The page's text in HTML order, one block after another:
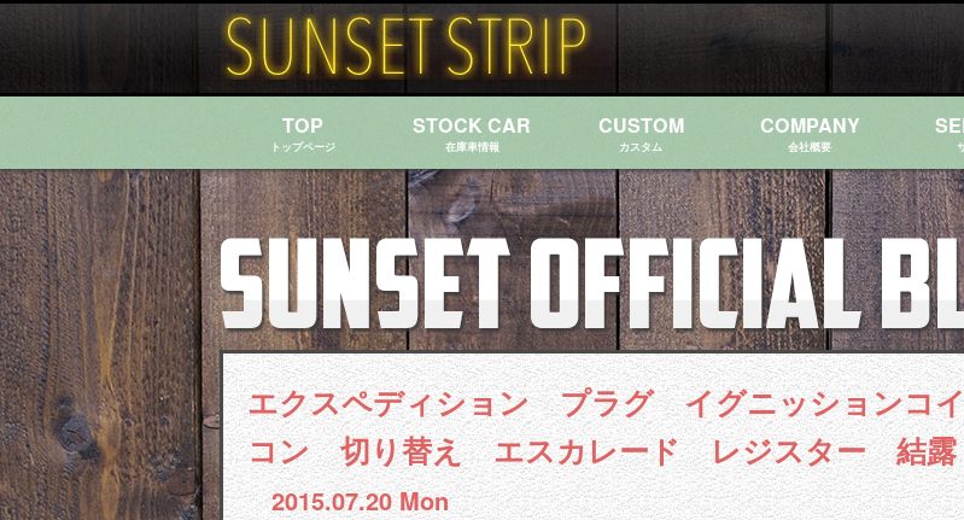
TOP
トップページ
STOCK CAR
在庫車情報
CUSTOM
カスタム
COMPANY
会社概要
エクスペディション プラグ イグニッションコ
コン 切り替え エスカレード レジスター 結露
2015.07.20 Mon